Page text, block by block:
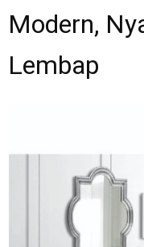
Modern,
Lembap